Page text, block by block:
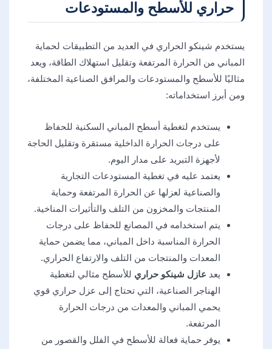
حراري للأسطح والمستودعات
يستخدم شينكو الحراري في العديد من التطبيقات لحماية
المباني من الحرارة المرتفعة وتقليل استهلاك الطاقة، ويعد
مثاليًا للأسطح والمستودعات والمرافق الصناعية المختلفة،
ومن أبرز استخداماته:
يستخدم لتغطية أسطح المباني السكنية للحفاظ
على درجات الحرارة الداخلية مستقرة وتقليل الحاجة
لأجهزة التبريد على مدار اليوم.
يعتمد عليه في تغطية المستودعات التجارية
والصناعية لعزلها عن الحرارة المرتفعة وحماية
المنتجات والمخزون من التلف والتأثيرات المناخية.
يتم استخدامه في المصانع للحفاظ على درجات
الحرارة المناسبة داخل المباني، مما يضمن حماية
المعدات والمنتجات من التلف والارتفاع الحراري.
يعد عازل شينكو حراري للأسطح مثالي لتغطية
الهناجر الصناعية، التي تحتاج إلى عزل حراري قوي
يحمي المباني والمعدات من درجات الحرارة
المرتفعة.
يوفر حماية فعالة للأسطح في الفلل والقصور من